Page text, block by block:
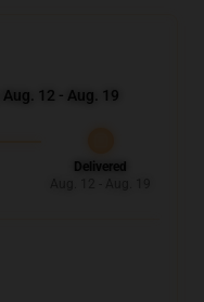
Aug. 12 - Aug. 19
Delivered